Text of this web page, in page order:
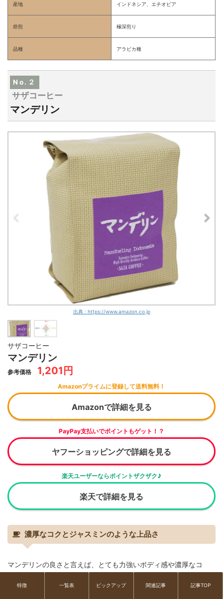
産地 インドネシア、エチオピア
焙煎 極深煎り
品種 アラビカ種
No.２
サザコーヒー
マンデリン
出典 : https://www.amazon.co.jp
サザコーヒー
マンデリン
参考価格 1,201円
Amazonプライムに登録して送料無料！
Amazonで詳細を見る
PayPay支払いでポイントもゲット！？
ヤフーショッピングで詳細を見る
楽天ユーザーならポイントザクザク♪
楽天で詳細を見る
濃厚なコクとジャスミンのような上品さ
マンデリンの良さと言えば、とても力強いボディ感や濃厚なコ
ク、そして大地の中に感じられるジャスミンの香り。
特徴 一覧表 ピックアップ 関連記事 記事TOP